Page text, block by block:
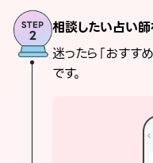
相談したい占い
迷ったら「おすす
です。